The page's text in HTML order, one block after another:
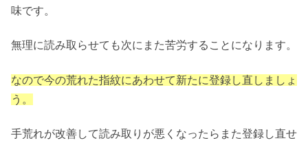
味です。
無理に読み取らせても次にまた苦労することになります。
なので今の荒れた指紋にあわせて新たに登録し直しましょ
う。
手荒れが改善して読み取りが悪くなったらまた登録し直せ